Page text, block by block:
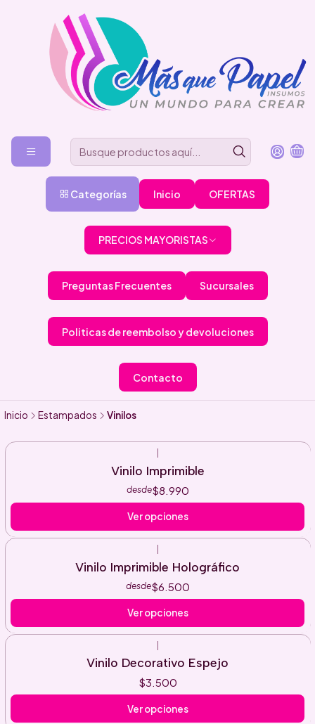
Categorías Inicio OFERTAS
PRECIOS MAYORISTAS
Preguntas Frecuentes Sucursales
Politicas de reembolso y devoluciones
Contacto
Inicio Estampados Vinilos
Vinilo Imprimible
desde$8.990
Ver opciones
Vinilo Imprimible Holográfico
desde$6.500
Ver opciones
|
Vinilo Decorativo Espejo
$3.500
Ver opciones